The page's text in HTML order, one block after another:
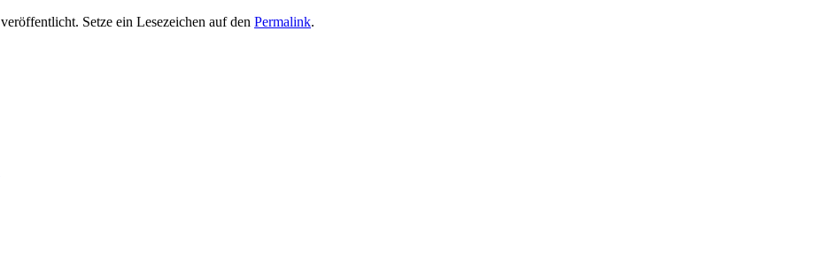
veröffentlicht. Setze ein Lesezeichen auf den Permalink.